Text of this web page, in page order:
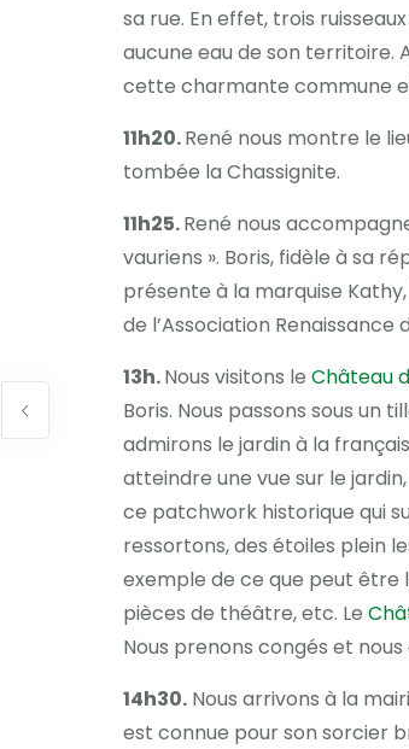
sa rue. En effet, trois
aucune eau de son territoire.
cette charmante commune
11h20.René nous montre le
tombée la Chassignite.
11h25.René nous
vauriens ». Boris, fidèle à sa
présente à la marquise
de l’Association
13h.Nous visitons le Château
Boris. Nous passons sous un
admirons le jardin à la
atteindre une vue sur le
ce patchwork historique qui
ressortons, des étoiles plein
exemple de ce que peut être
pièces de théâtre, etc. Le
Nous prenons congés et
14h30. Nous arrivons à la
est connue pour son sorcier